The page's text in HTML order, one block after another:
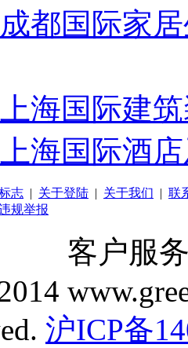
都国际家
海国际建
海国际酒
志 | 关于登陆 | 关于我们 | 联
规举报
客户服
沪ICP备